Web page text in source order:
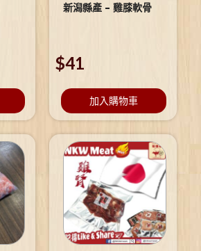
新潟縣產 – 雞膝軟骨
$41
加入購物車